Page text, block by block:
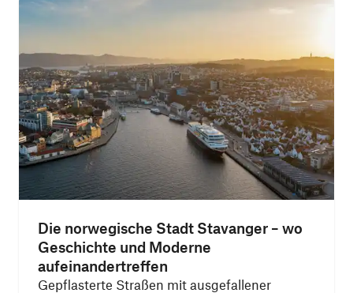
Die norwegische Stadt Stavanger – wo
Geschichte und Moderne
aufeinandertreffen
Gepflasterte Straßen mit ausgefallener